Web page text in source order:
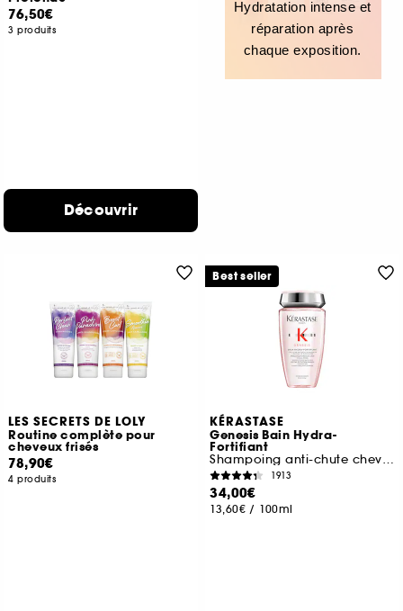
76,50€
3 produits
Découvrir
Hydratation intense et
réparation après
chaque exposition.
LES SECRETS DE LOLY
Routine complète pour
cheveux frisés
78,90€
4 produits
KÉRASTASE
Genesis Bain Hydra-
Fortifiant
Shampoing anti-chute cheveux fins
1913
34,00€
13,60€ / 100ml
Best seller